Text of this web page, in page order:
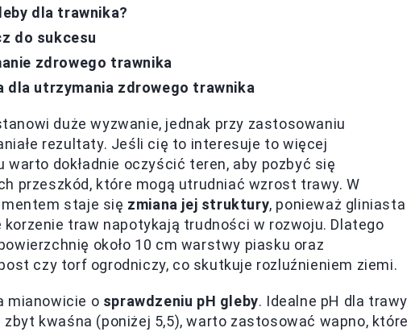
dla trawnika?
do sukcesu
zdrowego trawnika
dla utrzymania zdrowego trawnika
duże wyzwanie, jednak przy zastosowaniu
rezultaty. Jeśli cię to interesuje to więcej
warto dokładnie oczyścić teren, aby pozbyć się
przeszkód, które mogą utrudniać wzrost trawy. W
staje się zmiana jej struktury, ponieważ gliniasta
traw napotykają trudności w rozwoju. Dlatego
około 10 cm warstwy piasku oraz
czy torf ogrodniczy, co skutkuje rozluźnieniem ziemi.
mianowicie o sprawdzeniu pH gleby. Idealne pH dla trawy
zbyt kwaśna (poniżej 5,5), warto zastosować wapno, które